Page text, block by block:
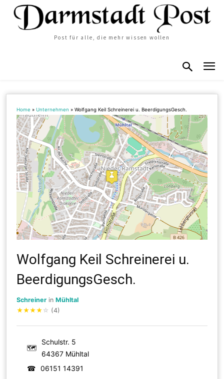
Post für alle, die mehr wissen wollen
Home »Unternehmen »Wolfgang Keil Schreinerei u. BeerdigungsGesch.
Wolfgang Keil Schreinerei u.
BeerdigungsGesch.
Schreiner inMühltal
★★★★ ☆ (4)
🗺
Schulstr. 5
64367 Mühltal
☎
06151 14391